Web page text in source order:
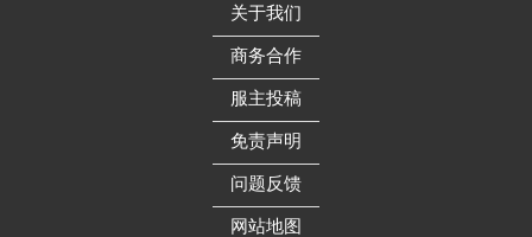
关于我们
——————
商务合作
——————
服主投稿
——————
免责声明
——————
问题反馈
——————
网站地图